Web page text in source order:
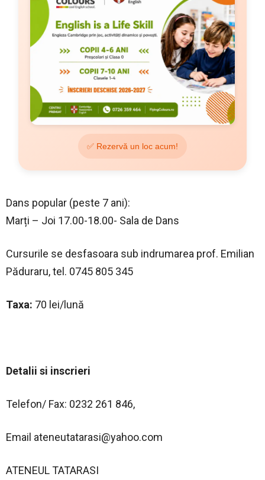
✅ Rezervă un loc acum!
Dans popular (peste 7 ani):
Marți – Joi 17.00-18.00- Sala de Dans
Cursurile se desfasoara sub indrumarea prof. Emilian
Păduraru, tel. 0745 805 345
Taxa: 70 lei/lună
Detalii si inscrieri
Telefon/ Fax: 0232 261 846,
Email ateneutatarasi@yahoo.com
ATENEUL TATARASI